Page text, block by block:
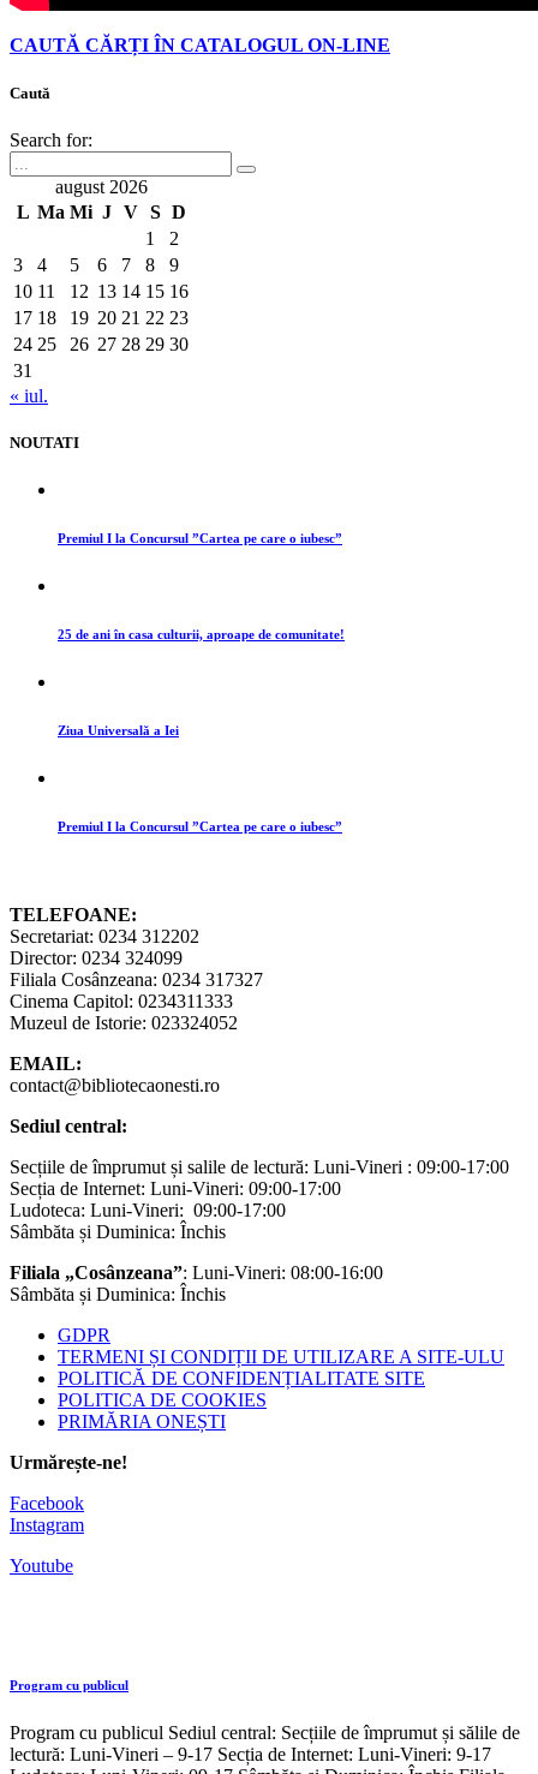
CAUTĂ CĂRȚI ÎN CATALOGUL ON-LINE
Caută
Search for:
august 2026
L Ma Mi J V S D
1
2
3
4 5 6 7 8
9
10 11 12 13 14 15 16
17 18 19 20 21 22 23
24 25 26 27 28 29 30
31
« iul.
NOUTATI
Premiul I la Concursul ”Cartea pe care o iubesc”
25 de ani în casa culturii, aproape de comunitate!
Ziua Universală a Iei
Premiul I la Concursul ”Cartea pe care o iubesc”
TELEFOANE:
Secretariat: 0234 312202
Director: 0234 324099
Filiala Cosânzeana: 0234 317327
Cinema Capitol: 0234311333
Muzeul de Istorie: 023324052
EMAIL:
contact@bibliotecaonesti.ro
Sediul central:
Secțiile de împrumut și salile de lectură: Luni-Vineri : 09:00-17:00
Secția de Internet: Luni-Vineri: 09:00-17:00
Ludoteca: Luni-Vineri: 09:00-17:00
Sâmbăta și Duminica: Închis
Filiala „Cosânzeana”: Luni-Vineri: 08:00-16:00
Sâmbăta și Duminica: Închis
GDPR
TERMENI ȘI CONDIȚII DE UTILIZARE A SITE-ULU
POLITICĂ DE CONFIDENȚIALITATE SITE
POLITICA DE COOKIES
PRIMĂRIA ONEȘTI
Urmărește-ne!
Facebook
Instagram
Youtube
Program cu publicul
Program cu publicul Sediul central: Secțiile de împrumut și sălile de
lectură: Luni-Vineri – 9-17 Secția de Internet: Luni-Vineri: 9-17